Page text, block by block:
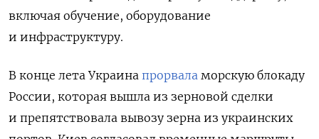
включая обучение, оборудование
и инфраструктуру.
В конце лета Украина прорвала морскую блокаду
России, которая вышла из зерновой сделки
и препятствовала вывозу зерна из украинских